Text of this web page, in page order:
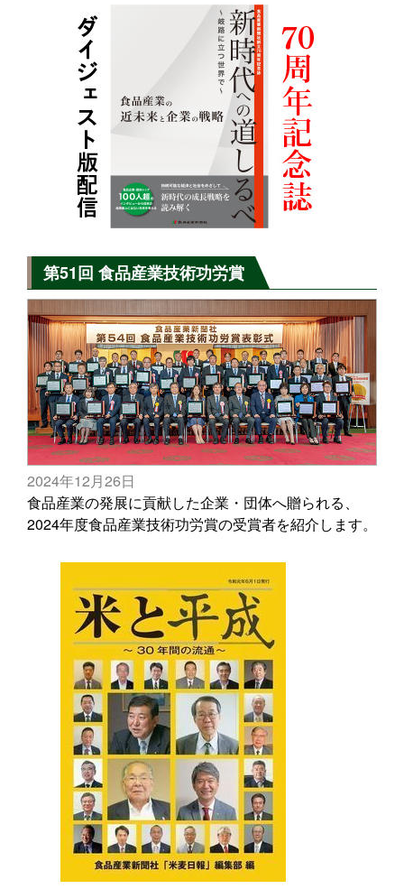
第51回 食品産業技術功労賞
2024年12月26日
食品産業の発展に貢献した企業・団体へ贈られる、
2024年度食品産業技術功労賞の受賞者を紹介します。